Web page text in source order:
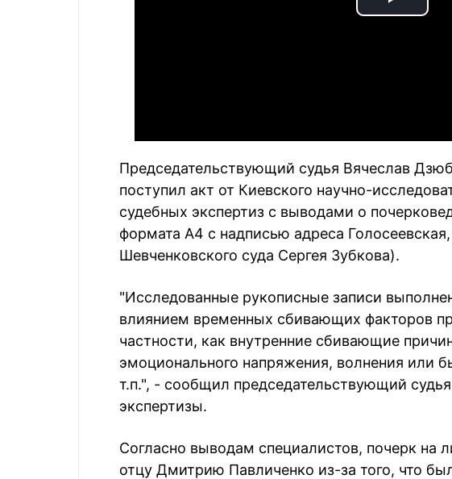
Play
Председательствующий судья Вячеслав
поступил акт от Киевского научно-
судебных экспертиз с выводами о
формата А4 с надписью адреса
Шевченковского суда Сергея Зубкова).
"Исследованные рукописные записи
влиянием временных сбивающих факторов
частности, как внутренние сбивающие
эмоционального напряжения, волнения или
т.п.", - сообщил председательствующий
экспертизы.
Согласно выводам специалистов, почерк на
отцу Дмитрию Павличенко из-за того, что